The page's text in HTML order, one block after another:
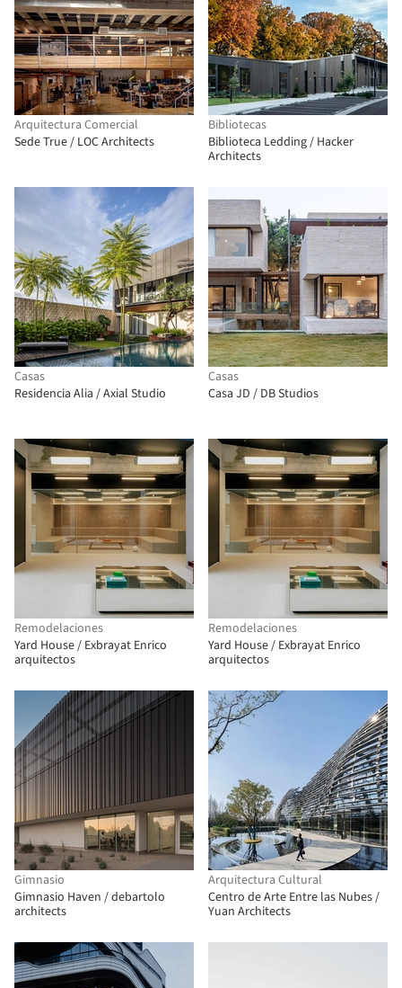
Arquitectura Comercial
Sede True / LOC Architects
Bibliotecas
Biblioteca Ledding / Hacker
Architects
Casas
Residencia Alia / Axial Studio
Casas
Casa JD / DB Studios
Remodelaciones
Yard House / Exbrayat Enrico
arquitectos
Remodelaciones
Yard House / Exbrayat Enrico
arquitectos
Gimnasio
Gimnasio Haven / debartolo
architects
Arquitectura Cultural
Centro de Arte Entre las Nubes /
Yuan Architects